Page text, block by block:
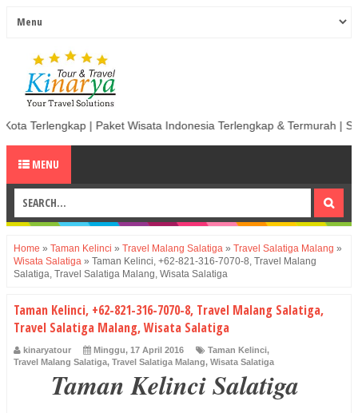
Paket Wisata Indonesia Terlengkap & Termurah | Sewa Mobil
MENU
Home » Taman Kelinci » Travel Malang Salatiga » Travel Salatiga Malang »
Wisata Salatiga » Taman Kelinci, +62-821-316-7070-8, Travel Malang
Salatiga, Travel Salatiga Malang, Wisata Salatiga
Taman Kelinci, +62-821-316-7070-8, Travel Malang Salatiga,
Travel Salatiga Malang, Wisata Salatiga
kinaryatour Minggu, 17 April 2016 Taman Kelinci,
Travel Malang Salatiga, Travel Salatiga Malang, Wisata Salatiga
Taman Kelinci Salatiga